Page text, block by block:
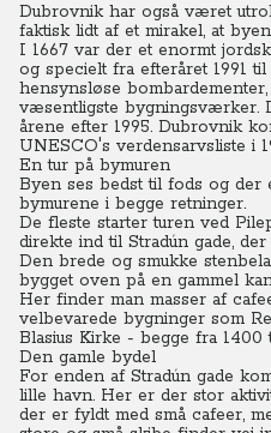
Dubrovnik har også været
faktisk lidt af et mirakel, at
I 1667 var der et enormt
og specielt fra efteråret 1991
hensynsløse
væsentligste bygningsværker.
årene efter 1995. Dubrovnik
UNESCO's verdensarvsliste i
En tur på bymuren
Byen ses bedst til fods og
bymurene i begge retninger.
De fleste starter turen ved
direkte ind til Stradún gade,
Den brede og smukke
bygget oven på en gammel
Her finder man masser af
velbevarede bygninger som
Blasius Kirke - begge fra 1400
Den gamle bydel
For enden af Stradún gade
lille havn. Her er der stor
der er fyldt med små cafeer,